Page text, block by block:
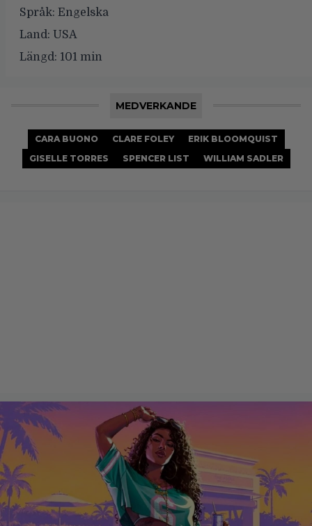
Språk: Engelska
Land: USA
Längd: 101 min
MEDVERKANDE
CARA BUONO CLARE FOLEY
ERIK BLOOMQUIST
GISELLE TORRES
SPENCER LIST WILLIAM SADLER